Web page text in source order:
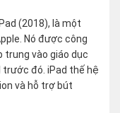
(2018), là một
Nó được công
trung vào giáo dục
trước đó. iPad thế hệ
và hỗ trợ bút